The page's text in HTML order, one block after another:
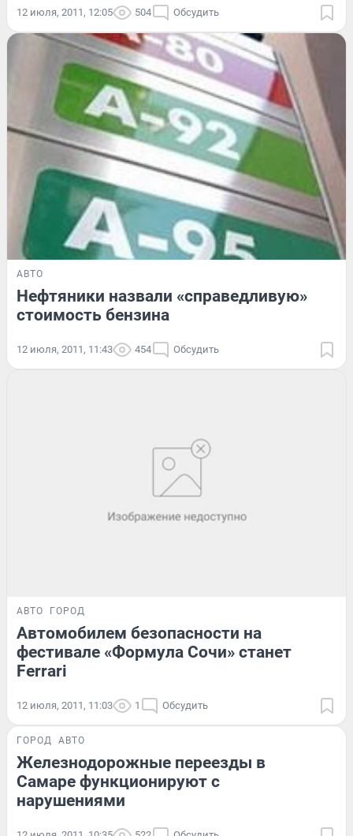
12 июля, 2011, 12:05 504 Обсудить
АВТО
Нефтяники назвали «справедливую»
стоимость бензина
12 июля, 2011, 11:43 454 Обсудить
АВТО ГОРОД
Автомобилем безопасности на
фестивале «Формула Сочи» станет
Ferrari
12 июля, 2011, 11:03 1 Обсудить
ГОРОД АВТО
Железнодорожные переезды в
Самаре функционируют с
нарушениями